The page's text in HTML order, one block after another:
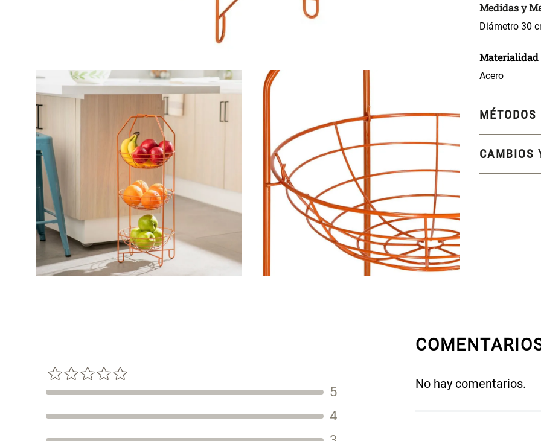
Medidas y
Diámetro 30
Materialidad
Acero
CAMBIOS
5
4
No hay comentarios.